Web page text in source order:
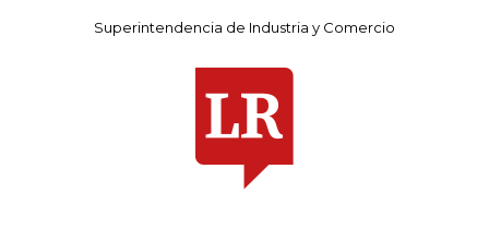
Superintendencia de Industria y Comercio